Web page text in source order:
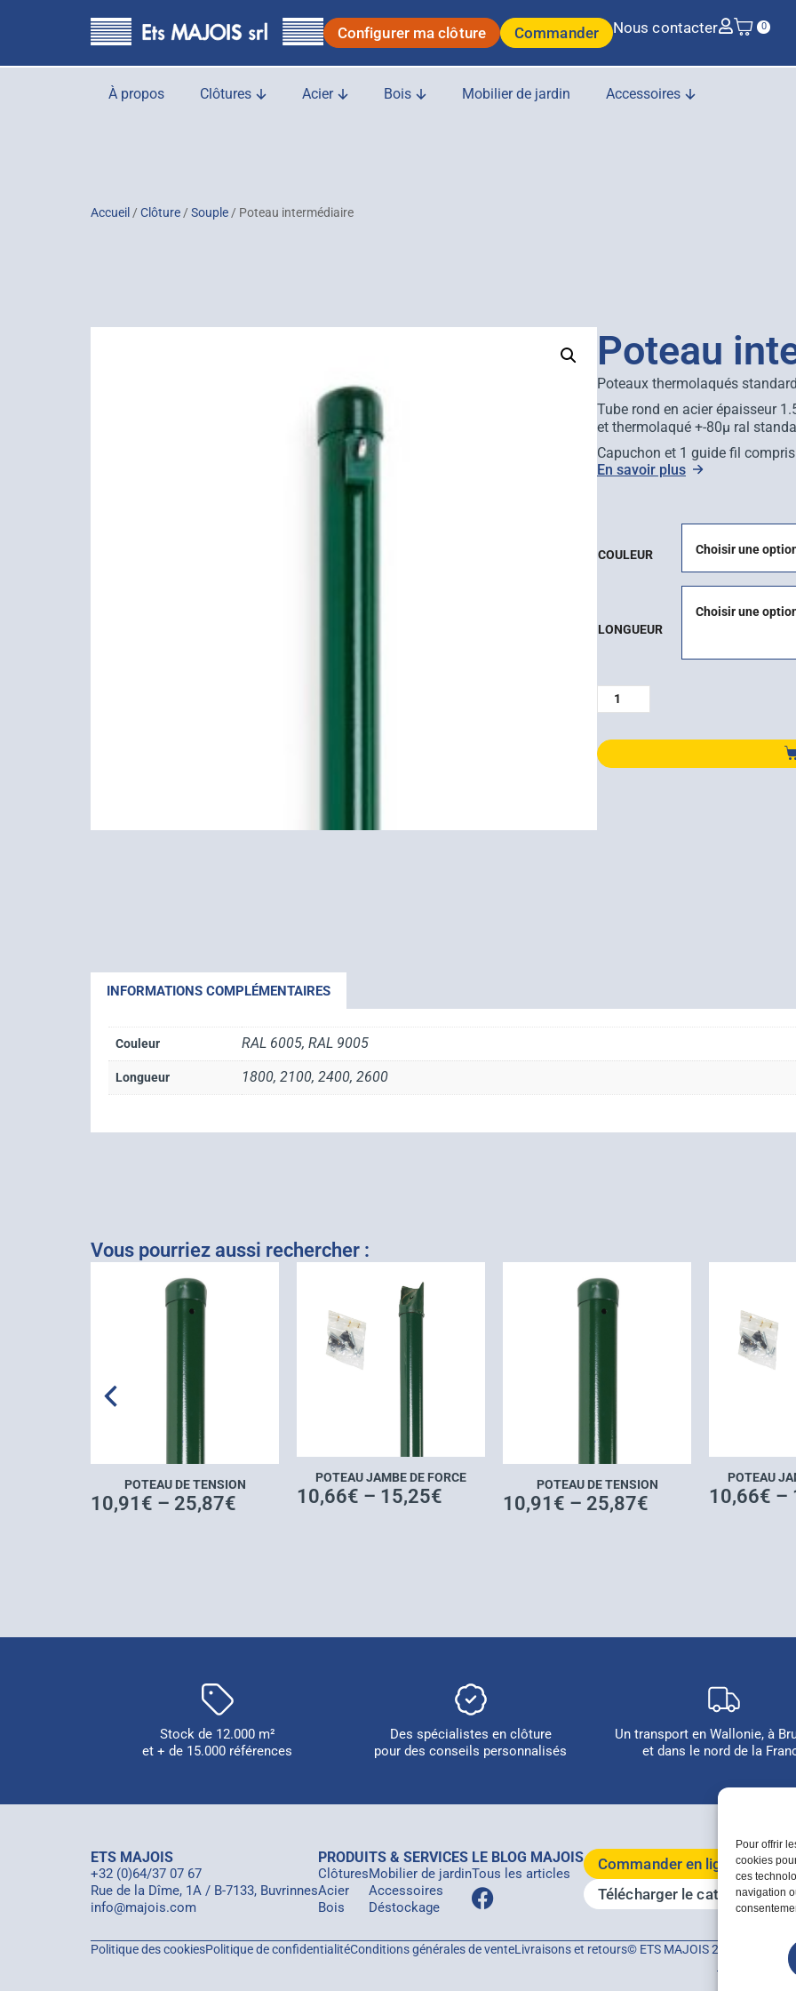
Pour offrir
cookies
ces
navigation
Configurer ma clôture Commander Nous contacter 0
À propos Clôtures Acier Bois Mobilier de jardin Accessoires
Accueil / Clôture / Souple / Poteau intermédiaire
Poteau
Poteaux thermolaqués standard
Tube rond en acier épaisseur
et thermolaqué +-80µ ral
Capuchon et 1 guide fil compris
En savoir plus
COULEUR
LONGUEUR
INFORMATIONS COMPLÉMENTAIRES
Couleur RAL 6005, RAL 9005
Longueur 1800, 2100, 2400, 2600
Vous pourriez aussi rechercher :
POTEAU DE TENSION
10,91 € – 25,87€
POTEAU JAMBE DE FORCE
10,66€ – 15,25€
POTEAU DE TENSION
10,91 € – 25,87€
POTEAU
10,66€ –
Stock de 12.000 m²
et + de 15.000 références
Des spécialistes en clôture
pour des conseils personnalisés
Un transport en Wallonie, à
et dans le nord de la
ETS MAJOIS
+32 (0)64/37 07 67
Rue de la Dîme, 1A / B-7133, Buvrinnes
info@majois.com
PRODUITS & SERVICES
Clôtures
Acier
Bois
Mobilier de jardin
Accessoires
Déstockage
LE BLOG MAJOIS
Tous les articles
Commander en ligne
Télécharger le catalogue
Politique des cookiesPolitique de confidentialitéConditions générales de venteLivraisons et retours© ETS MAJOIS 2026 - Tous